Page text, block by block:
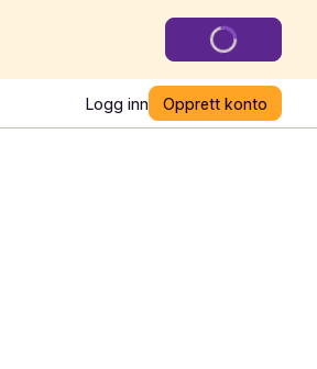
Logg inn Opprett konto